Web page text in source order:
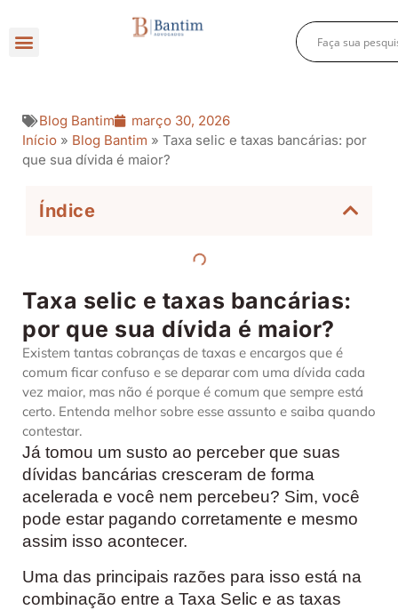
Blog Bantim
março 30, 2026
Início » Blog Bantim » Taxa selic e taxas bancárias: por
que sua dívida é maior?
Índice
Taxa selic e taxas bancárias:
por que sua dívida é maior?
Existem tantas cobranças de taxas e encargos que é
comum ficar confuso e se deparar com uma dívida cada
vez maior, mas não é porque é comum que sempre está
certo. Entenda melhor sobre esse assunto e saiba quando
contestar.
Já tomou um susto ao perceber que suas
dívidas bancárias cresceram de forma
acelerada e você nem percebeu? Sim, você
pode estar pagando corretamente e mesmo
assim isso acontecer.
Uma das principais razões para isso está na
combinação entre a Taxa Selic e as taxas